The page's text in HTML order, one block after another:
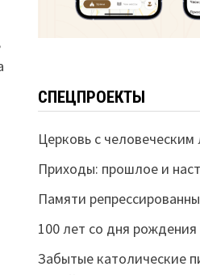
СПЕЦПРОЕКТЫ
Церковь с
Приходы: прошлое и
Памяти
100 лет со дня
Забытые католические